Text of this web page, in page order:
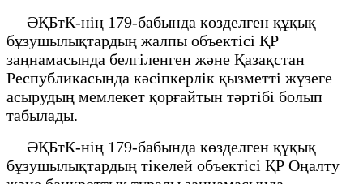
ӘҚБтК-нің 179-бабында көзделген құқық
бұзушылықтардың жалпы объектісі ҚР
заңнамасында белгіленген және Қазақстан
Республикасында кәсіпкерлік қызметті жүзеге
асырудың мемлекет қорғайтын тәртібі болып
табылады.
ӘҚБтК-нің 179-бабында көзделген құқық
бұзушылықтардың тікелей объектісі ҚР Оңалту